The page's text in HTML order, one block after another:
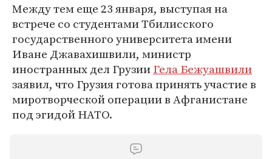
Между тем еще 23 января, выступая на
встрече со студентами Тбилисского
государственного университета имени
Иване Джавахишвили, министр
иностранных дел ГрузииГела Бежуашвили
заявил, что Грузия готова принять участие в
миротворческой операции в Афганистане
под эгидой НАТО.